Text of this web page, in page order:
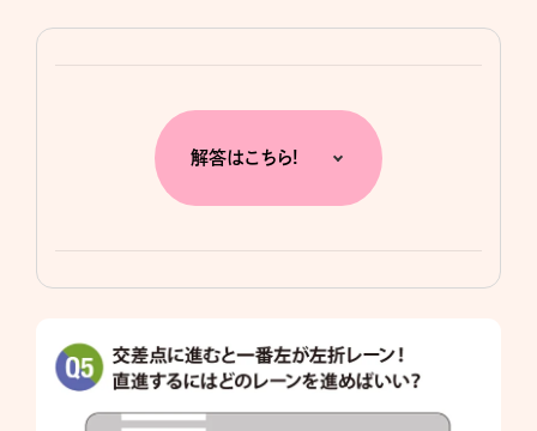
解答はこちら!